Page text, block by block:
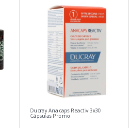
Ducray Anacaps Reactiv 3x30
Cápsulas Promo